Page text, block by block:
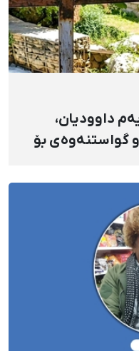
داوودیان،
٥٨ ساڵە و گواستنەوەی بۆ